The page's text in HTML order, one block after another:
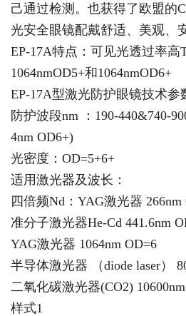
己通过检测。也获得了欧盟的
光安全眼镜配戴舒适、美观、
EP-17A特点：可见光透过率高
1064nmOD5+和1064nmOD6+
EP-17A型激光防护眼镜技术参
防护波段nm ：190-440&740-
4nm OD6+)
光密度：OD=5+6+
适用激光器及波长：
四倍频Nd：YAG激光器 266nm
准分子激光器He-Cd 441.6nm
YAG激光器 1064nm OD=6
半导体激光器 （diode laser）
二氧化碳激光器(CO2)
样式1